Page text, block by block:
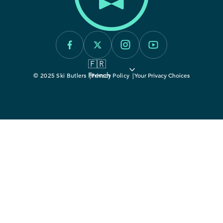
Vermont
🇫🇷
French
© 2025 Ski Butlers Privacy Policy Your Privacy Choices